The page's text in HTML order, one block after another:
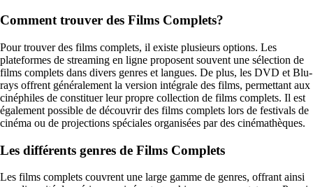
Comment trouver des Films Complets?
Pour trouver des films complets, il existe plusieurs options. Les
plateformes de streaming en ligne proposent souvent une sélection de
films complets dans divers genres et langues. De plus, les DVD et Blu-
rays offrent généralement la version intégrale des films, permettant aux
cinéphiles de constituer leur propre collection de films complets. Il est
également possible de découvrir des films complets lors de festivals de
cinéma ou de projections spéciales organisées par des cinémathèques.
Les différents genres de Films Complets
Les films complets couvrent une large gamme de genres, offrant ainsi